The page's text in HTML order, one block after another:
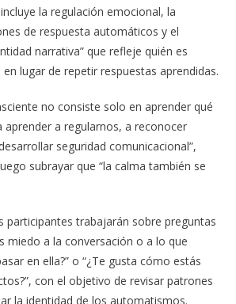
la regulación emocional, la
de respuesta automáticos y el
narrativa” que refleje quién es
lugar de repetir respuestas aprendidas.
no consiste solo en aprender qué
aprender a regularnos, a reconocer
seguridad comunicacional”,
subrayar que “la calma también se
participantes trabajarán sobre preguntas
miedo a la conversación o a lo que
en ella?” o “¿Te gusta cómo estás
con el objetivo de revisar patrones
la identidad de los automatismos.